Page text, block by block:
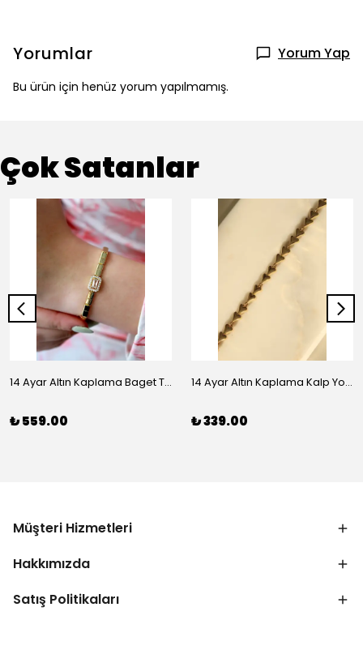
Yorumlar Yorum Yap
Bu ürün için henüz yorum yapılmamış.
Çok Satanlar
14 Ayar Altın Kaplama Baget Taşlı Vip Bileklik
₺ 559.00
14 Ayar Altın Kaplama Kalp Yolu Bileklik
₺ 339.00
Müşteri Hizmetleri
Hakkımızda
Satış Politikaları